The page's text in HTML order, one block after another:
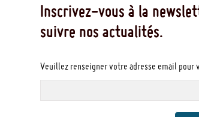
Inscrivez-vous à la
suivre nos actualités.
Veuillez renseigner votre adresse email